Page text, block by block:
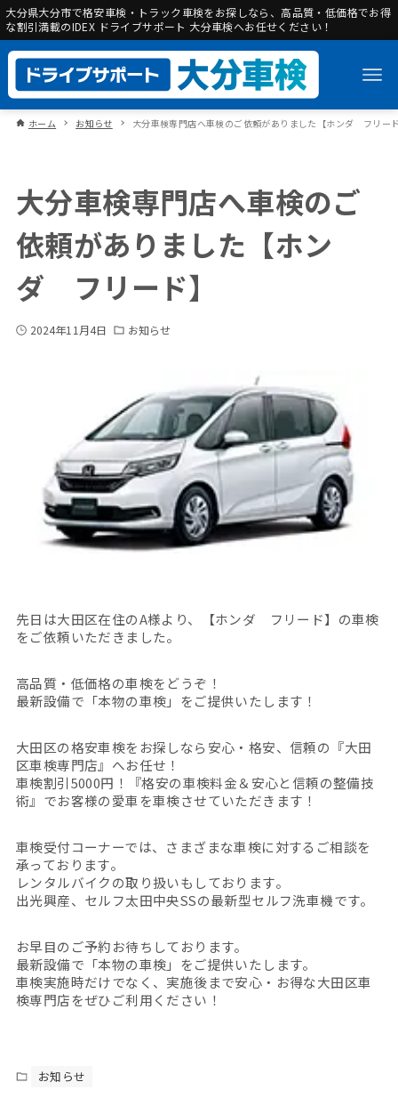
大分県大分市で格安車検・トラック車検をお探しなら、高品質・低価格でお得
な割引満載のIDEX ドライブサポート 大分車検へお任せください！
ホーム お知らせ 大分車検専門店へ車検のご依頼がありました【ホンダ フリー
大分車検専門店へ車検のご
依頼がありました【ホン
ダ フリード】
2024年11月4日 お知らせ
先日は大田区在住のA様より、【ホンダ フリード】の車検
をご依頼いただきました。
高品質・低価格の車検をどうぞ！
最新設備で「本物の車検」をご提供いたします！
大田区の格安車検をお探しなら安心・格安、信頼の『大田
区車検専門店』へお任せ！
車検割引5000円！『格安の車検料金＆安心と信頼の整備技
術』でお客様の愛車を車検させていただきます！
車検受付コーナーでは、さまざまな車検に対するご相談を
承っております。
レンタルバイクの取り扱いもしております。
出光興産、セルフ太田中央SSの最新型セルフ洗車機です。
お早目のご予約お待ちしております。
最新設備で「本物の車検」をご提供いたします。
車検実施時だけでなく、実施後まで安心・お得な大田区車
検専門店をぜひご利用ください！
お知らせ